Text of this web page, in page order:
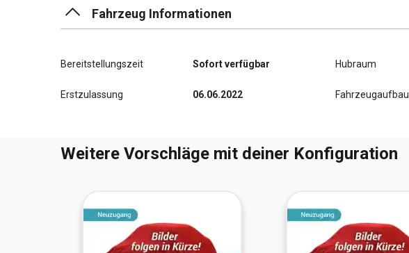
Fahrzeug Informationen
Bereitstellungszeit Sofort verfügbar
Erstzulassung 06.06.2022
Hubraum
Fahrzeugaufbau
Weitere Vorschläge mit deiner Konfiguration